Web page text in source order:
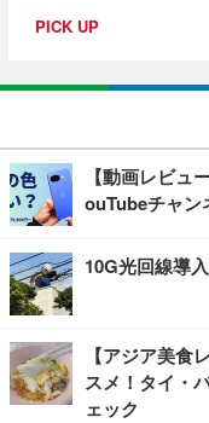
PICK UP
【動画レビュ
ouTubeチャン
10G光回線導
【アジア美食
スメ！タイ・
ェック